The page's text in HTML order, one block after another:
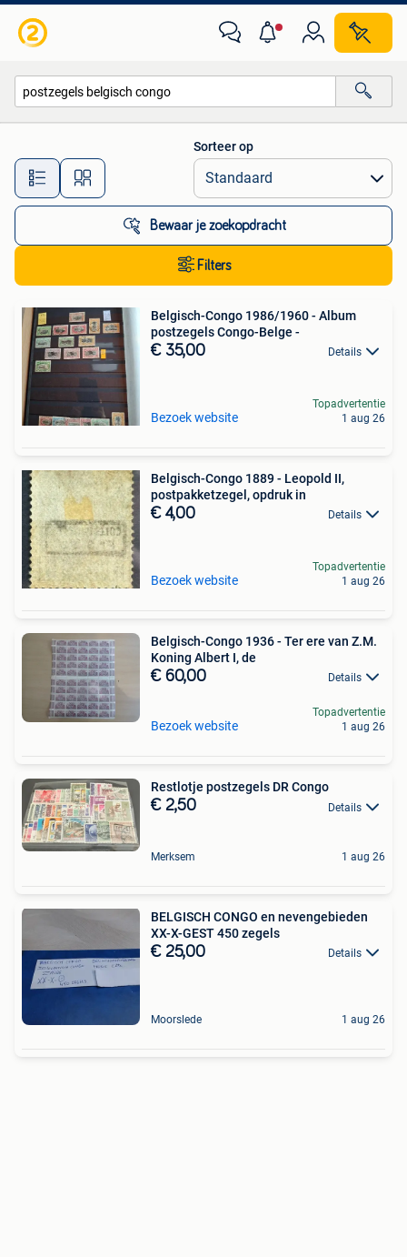
Alle afstanden…
Sorteer op
Bewaar je zoekopdracht
Filters
Belgisch-Congo 1986/1960 - Album
postzegels Congo-Belge -
€ 35,00 Details
Bezoek website
Topadvertentie
1 aug 26
Belgisch-Congo 1889 - Leopold II,
postpakketzegel, opdruk in
€ 4,00 Details
Bezoek website
Topadvertentie
1 aug 26
Belgisch-Congo 1936 - Ter ere van Z.M.
Koning Albert I, de
€ 60,00 Details
Bezoek website
Topadvertentie
1 aug 26
Restlotje postzegels DR Congo
€ 2,50 Details
Merksem 1 aug 26
BELGISCH CONGO en nevengebieden
XX-X-GEST 450 zegels
€ 25,00 Details
Moorslede 1 aug 26